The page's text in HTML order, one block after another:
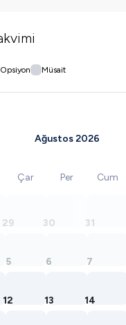
Opsiyon Müsait
Ağustos 2026
Çar Per Cum
29 30 31
5 6 7
12 13 14